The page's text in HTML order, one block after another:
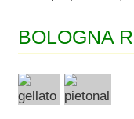
BOLOGNA